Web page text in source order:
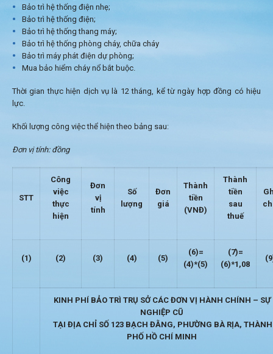
Bảo trì hệ thống điện nhẹ;
Bảo trì hệ thống điện;
Bảo trì hệ thống thang máy;
Bảo trì hệ thống phòng cháy, chữa cháy
Bảo trì máy phát điện dự phòng;
Mua bảo hiểm cháy nổ bắt buộc.
Thời gian thực hiện dịch vụ là 12 tháng, kể từ ngày hợp đồng có hiệu
lực.
Khối lượng công việc thể hiện theo bảng sau:
Đơn vị tính: đồng
STT
Công
việc
thực
hiện
Đơn
vị
tính
Số
lượng
Đơn
giá
Thành
tiền
(VNĐ)
Thành
tiền
sau
thuế
(1) (2) (3) (4) (5)
(6)=
(4)*(5)
(7)=
(6)*1,08
KINH PHÍ BẢO TRÌ TRỤ SỞ CÁC ĐƠN VỊ HÀNH CHÍNH – SỰ
NGHIỆP CŨ
TẠI ĐỊA CHỈ SỐ 123 BẠCH ĐẰNG, PHƯỜNG BÀ RỊA, THÀNH
PHỐ HỒ CHÍ MINH